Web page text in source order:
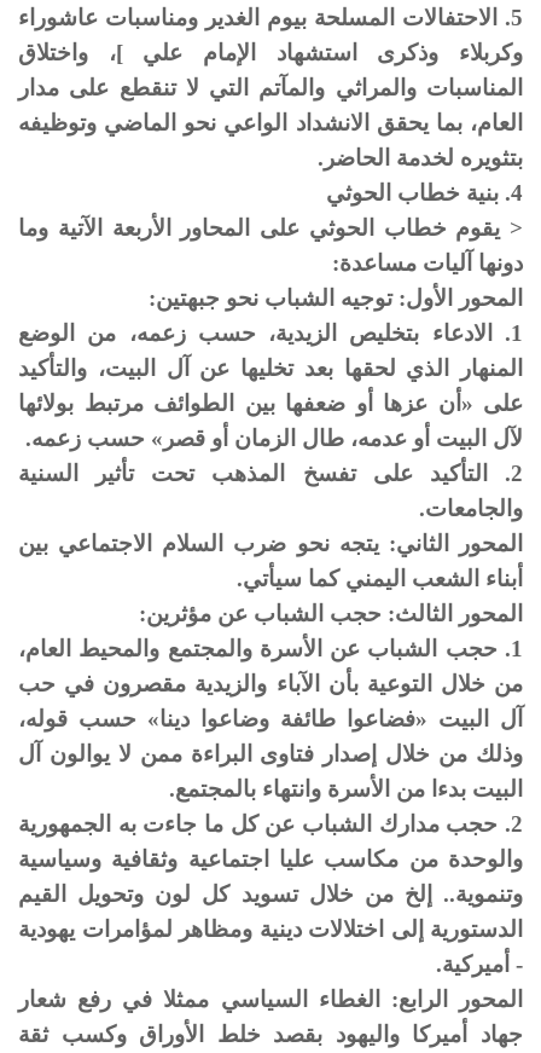
5. الاحتفالات المسلحة بيوم الغدير ومناسبات عاشوراء
وكربلاء وذكرى استشهاد الإمام علي ]، واختلاق
المناسبات والمراثي والمآتم التي لا تنقطع على مدار
العام، بما يحقق الانشداد الواعي نحو الماضي وتوظيفه
بتثويره لخدمة الحاضر.
4. بنية خطاب الحوثي
< يقوم خطاب الحوثي على المحاور الأربعة الآتية وما
دونها آليات مساعدة:
المحور الأول: توجيه الشباب نحو جبهتين:
1. الادعاء بتخليص الزيدية، حسب زعمه، من الوضع
المنهار الذي لحقها بعد تخليها عن آل البيت، والتأكيد
على «أن عزها أو ضعفها بين الطوائف مرتبط بولائها
لآل البيت أو عدمه، طال الزمان أو قصر» حسب زعمه.
2. التأكيد على تفسخ المذهب تحت تأثير السنية
والجامعات.
المحور الثاني: يتجه نحو ضرب السلام الاجتماعي بين
أبناء الشعب اليمني كما سيأتي.
المحور الثالث: حجب الشباب عن مؤثرين:
1. حجب الشباب عن الأسرة والمجتمع والمحيط العام،
من خلال التوعية بأن الآباء والزيدية مقصرون في حب
آل البيت «فضاعوا طائفة وضاعوا دينا» حسب قوله،
وذلك من خلال إصدار فتاوى البراءة ممن لا يوالون آل
البيت بدءا من الأسرة وانتهاء بالمجتمع.
2. حجب مدارك الشباب عن كل ما جاءت به الجمهورية
والوحدة من مكاسب عليا اجتماعية وثقافية وسياسية
وتنموية.. إلخ من خلال تسويد كل لون وتحويل القيم
الدستورية إلى اختلالات دينية ومظاهر لمؤامرات يهودية
- أميركية.
المحور الرابع: الغطاء السياسي ممثلا في رفع شعار
جهاد أميركا واليهود بقصد خلط الأوراق وكسب ثقة